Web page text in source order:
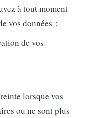
à tout moment
vos données ;
de vos
lorsque vos
ou ne sont plus